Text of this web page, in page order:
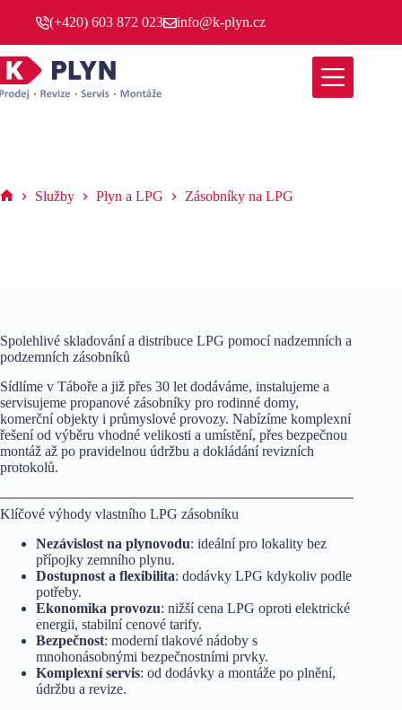
(+420) 603 872 023 info@k-plyn.cz
Služby Plyn a LPG Zásobníky na LPG
Spolehlivé skladování a distribuce LPG pomocí nadzemních a
podzemních zásobníků
Sídlíme v Táboře a již přes 30 let dodáváme, instalujeme a
servisujeme propanové zásobníky pro rodinné domy,
komerční objekty i průmyslové provozy. Nabízíme komplexní
řešení od výběru vhodné velikosti a umístění, přes bezpečnou
montáž až po pravidelnou údržbu a dokládání revizních
protokolů.
Klíčové výhody vlastního LPG zásobníku
Nezávislost na plynovodu: ideální pro lokality bez
přípojky zemního plynu.
Dostupnost a flexibilita: dodávky LPG kdykoliv podle
potřeby.
Ekonomika provozu: nižší cena LPG oproti elektrické
energii, stabilní cenové tarify.
Bezpečnost: moderní tlakové nádoby s
mnohonásobnými bezpečnostními prvky.
Komplexní servis: od dodávky a montáže po plnění,
údržbu a revize.